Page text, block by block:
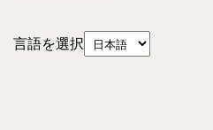
言語を選択